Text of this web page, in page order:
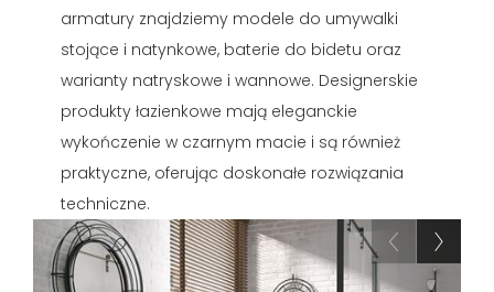
armatury znajdziemy modele do umywalki
stojące i natynkowe, baterie do bidetu oraz
warianty natryskowe i wannowe. Designerskie
produkty łazienkowe mają eleganckie
wykończenie w czarnym macie i są również
praktyczne, oferując doskonałe rozwiązania
techniczne.